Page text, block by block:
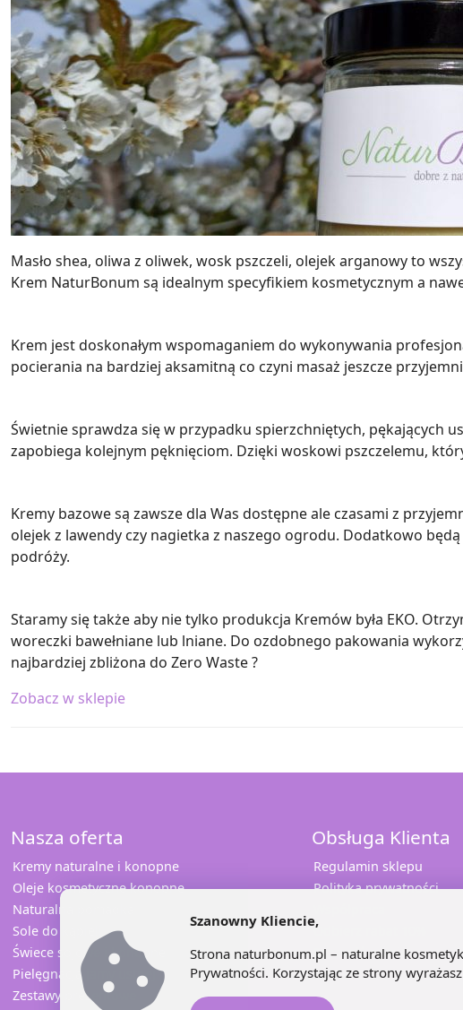
Masło shea, oliwa z oliwek, wosk pszczeli, olejek arganowy to
Krem NaturBonum są idealnym specyfikiem kosmetycznym a
Krem jest doskonałym wspomaganiem do wykonywania
pocierania na bardziej aksamitną co czyni masaż jeszcze
Świetnie sprawdza się w przypadku spierzchniętych, pękających
zapobiega kolejnym pęknięciom. Dzięki woskowi pszczelemu,
Kremy bazowe są zawsze dla Was dostępne ale czasami z
olejek z lawendy czy nagietka z naszego ogrodu. Dodatkowo
podróży.
Staramy się także aby nie tylko produkcja Kremów była EKO.
woreczki bawełniane lub lniane. Do ozdobnego pakowania
najbardziej zbliżona do Zero Waste ?
Zobacz w sklepie
Nasza oferta
Kremy naturalne i konopne
Oleje kosmetyczne konopne
Naturalna pomadka
Sole do kąpieli
Świece sojowe i konopne
Pielęgnacja jamy ustnej
Zestawy prezentowe
Obsługa Klienta
Regulamin sklepu
Polityka prywatności
Odbierz rabat 10%
Sprawdź opinie
Kontakt
Szanowny Kliencie,
Strona naturbonum.pl – naturalne
Prywatności. Korzystając ze strony